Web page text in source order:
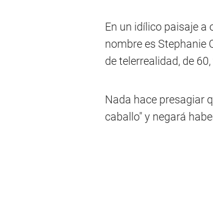
En un idílico paisaje a
nombre es Stephanie
de telerrealidad, de
Nada hace presagiar
caballo" y negará